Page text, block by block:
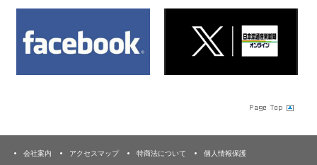
会社案内 アクセスマップ 特商法について 個人情報保護